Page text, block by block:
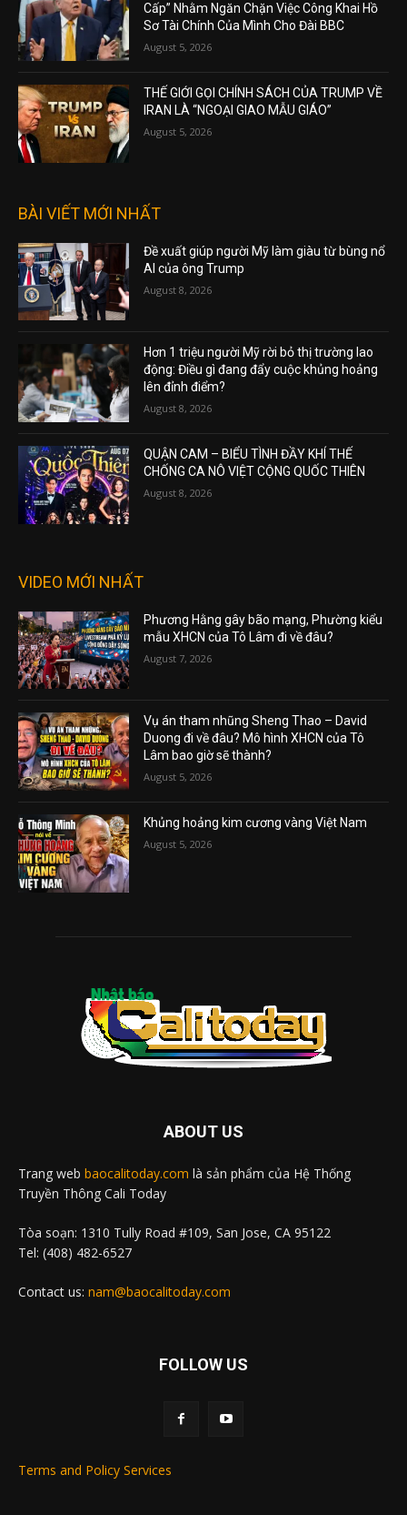
Cấp” Nhằm Ngăn Chặn Việc Công Khai Hồ
Sơ Tài Chính Của Mình Cho Đài BBC
August 5, 2026
THẾ GIỚI GỌI CHÍNH SÁCH CỦA TRUMP VỀ
IRAN LÀ “NGOẠI GIAO MẪU GIÁO”
August 5, 2026
BÀI VIẾT MỚI NHẤT
Đề xuất giúp người Mỹ làm giàu từ bùng nổ
AI của ông Trump
August 8, 2026
Hơn 1 triệu người Mỹ rời bỏ thị trường lao
động: Điều gì đang đẩy cuộc khủng hoảng
lên đỉnh điểm?
August 8, 2026
QUẬN CAM – BIỂU TÌNH ĐẦY KHÍ THẾ
CHỐNG CA NÔ VIỆT CỘNG QUỐC THIÊN
August 8, 2026
VIDEO MỚI NHẤT
Phương Hằng gây bão mạng, Phường kiểu
mẫu XHCN của Tô Lâm đi về đâu?
August 7, 2026
Vụ án tham nhũng Sheng Thao – David
Duong đi về đâu? Mô hình XHCN của Tô
Lâm bao giờ sẽ thành?
August 5, 2026
Khủng hoảng kim cương vàng Việt Nam
August 5, 2026
ABOUT US
Trang web baocalitoday.com là sản phẩm của Hệ Thống
Truyền Thông Cali Today
Tòa soạn: 1310 Tully Road #109, San Jose, CA 95122
Tel: (408) 482-6527
Contact us: nam@baocalitoday.com
FOLLOW US
Terms and Policy Services